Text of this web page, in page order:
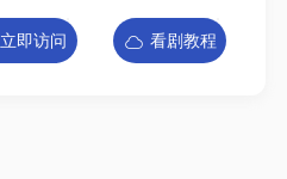
立即访问 看剧教程